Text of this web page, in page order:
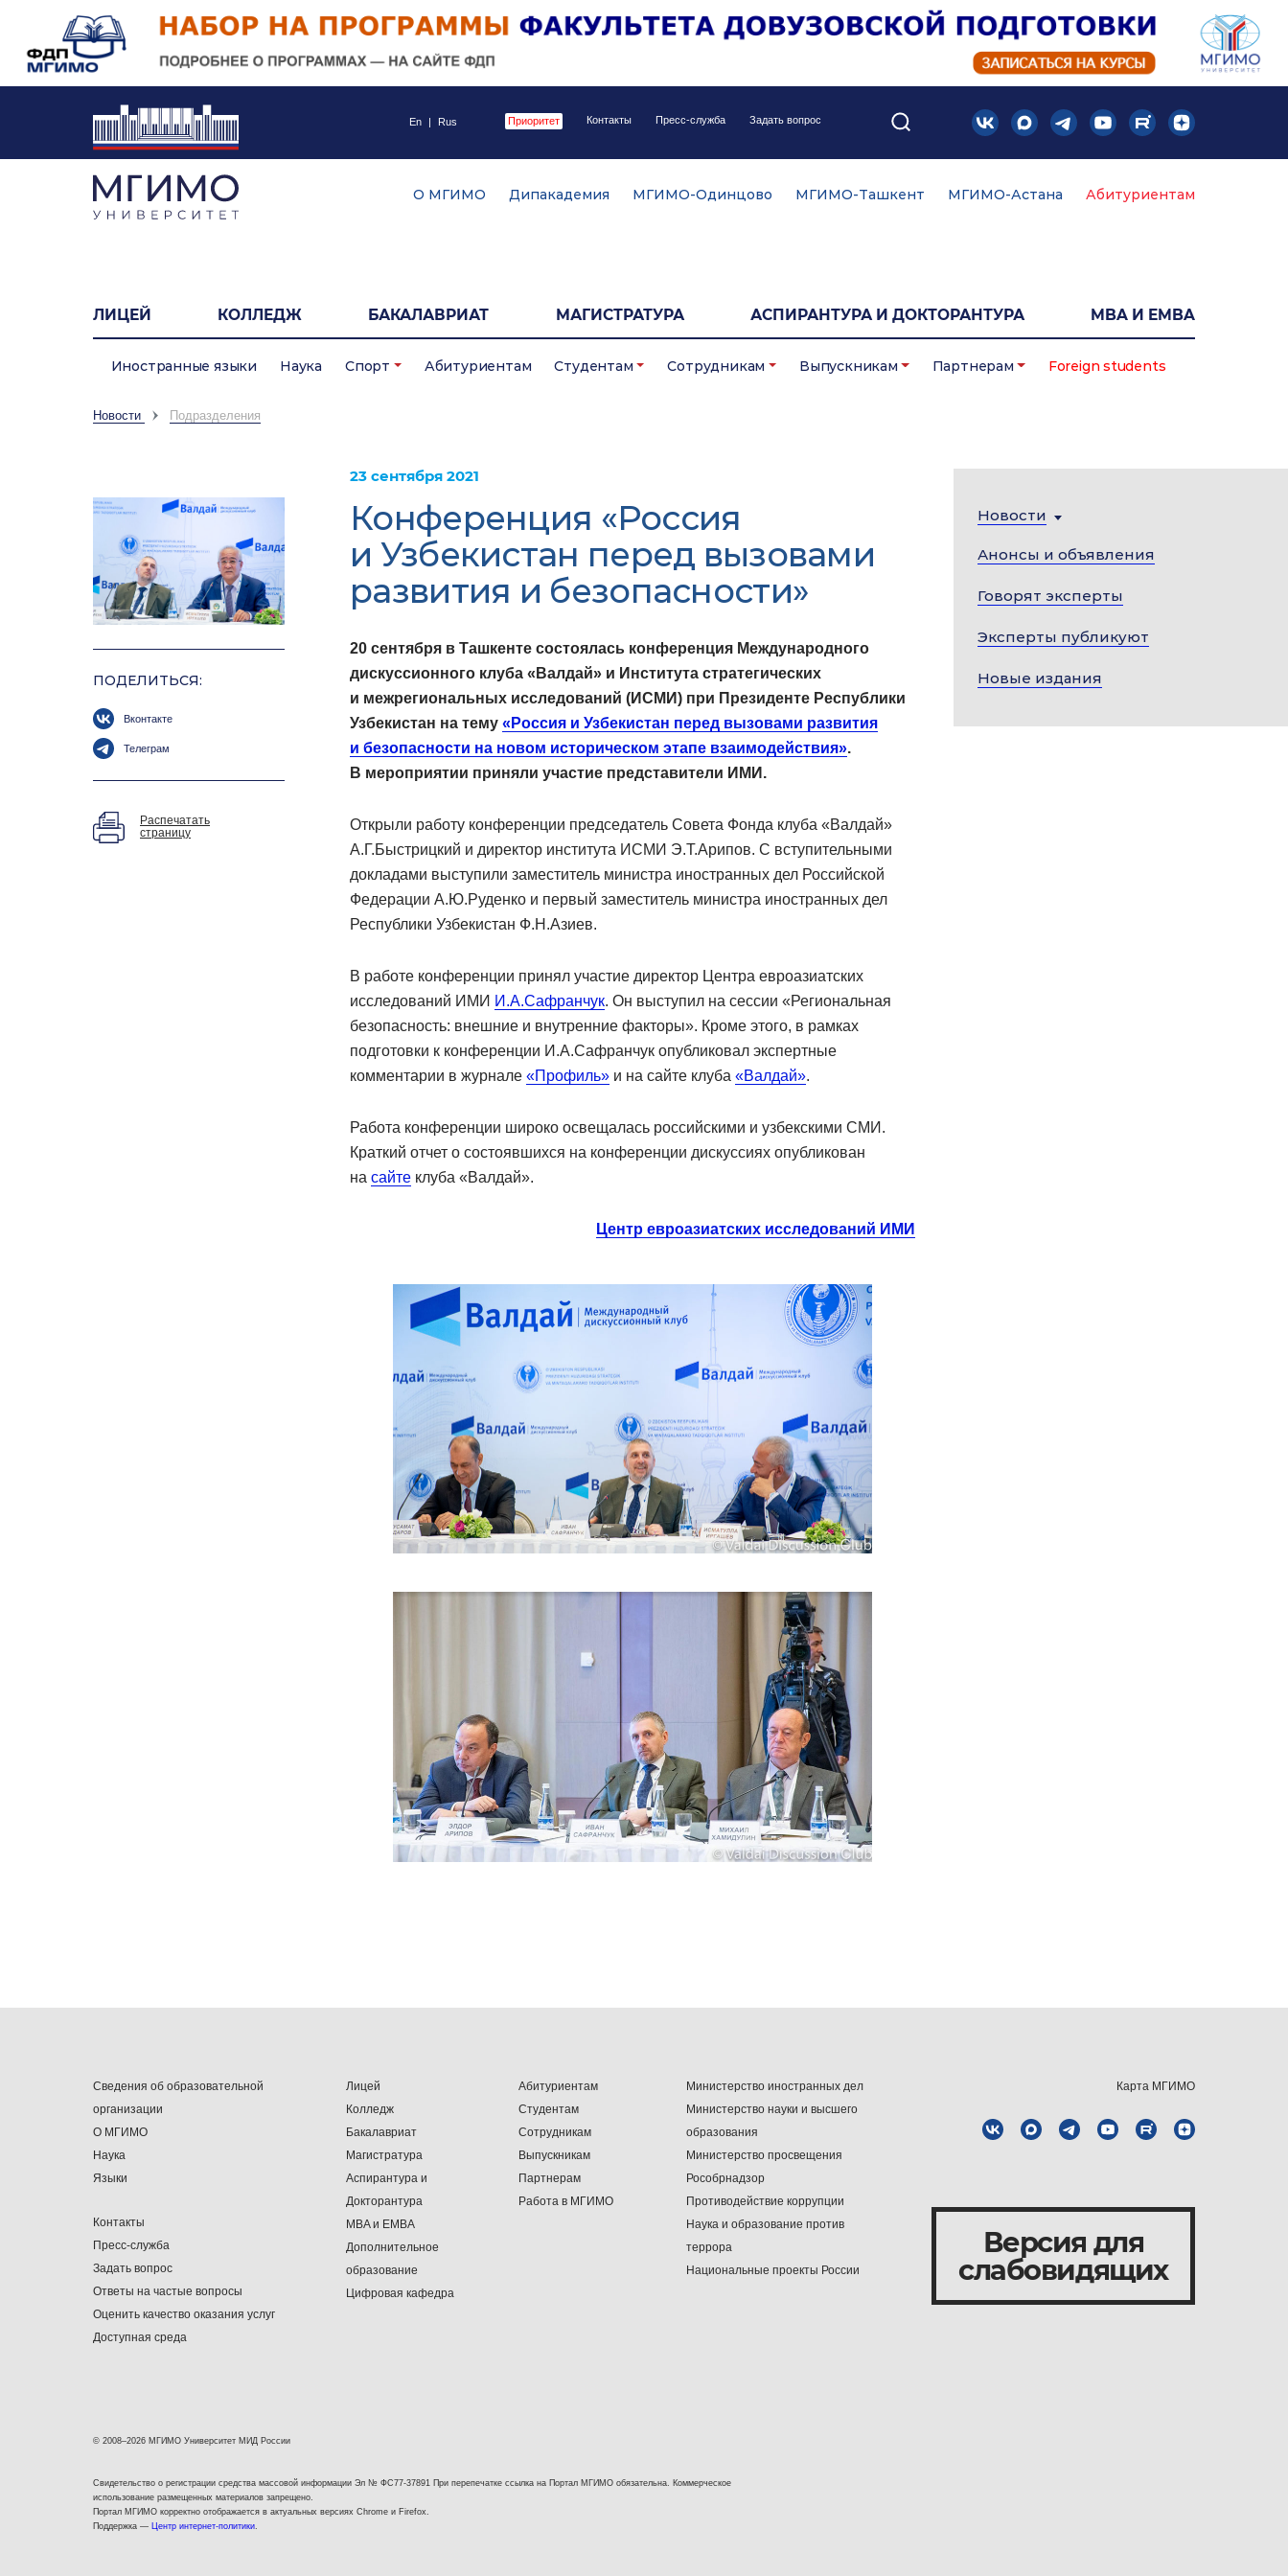
En | Rus Приоритет Контакты Пресс-служба Задать вопрос
О МГИМО Дипакадемия МГИМО-Одинцово МГИМО-Ташкент МГИМО-Астана Абитуриентам
ЛИЦЕЙ КОЛЛЕДЖ БАКАЛАВРИАТ МАГИСТРАТУРА АСПИРАНТУРА И ДОКТОРАНТУРА MBA И EMBA
Иностранные языки Наука Спорт Абитуриентам Студентам Сотрудникам Выпускникам Партнерам Foreign students
Новости Подразделения
ПОДЕЛИТЬСЯ:
Вконтакте
Телеграм
Распечатать
страницу
23 сентября 2021
Конференция «Россия
и Узбекистан перед вызовами
развития и безопасности»
20 сентября в Ташкенте состоялась конференция Международного
дискуссионного клуба «Валдай» и Института стратегических
и межрегиональных исследований (ИСМИ) при Президенте Республики
Узбекистан на тему «Россия и Узбекистан перед вызовами развития
и безопасности на новом историческом этапе взаимодействия».
В мероприятии приняли участие представители ИМИ.
Открыли работу конференции председатель Совета Фонда клуба «Валдай»
А.Г.Быстрицкий и директор института ИСМИ Э.Т.Арипов. С вступительными
докладами выступили заместитель министра иностранных дел Российской
Федерации А.Ю.Руденко и первый заместитель министра иностранных дел
Республики Узбекистан Ф.Н.Азиев.
В работе конференции принял участие директор Центра евроазиатских
исследований ИМИ И.А.Сафранчук. Он выступил на сессии «Региональная
безопасность: внешние и внутренние факторы». Кроме этого, в рамках
подготовки к конференции И.А.Сафранчук опубликовал экспертные
комментарии в журнале «Профиль» и на сайте клуба «Валдай».
Работа конференции широко освещалась российскими и узбекскими СМИ.
Краткий отчет о состоявшихся на конференции дискуссиях опубликован
на сайте клуба «Валдай».
Центр евроазиатских исследований ИМИ
Новости
Анонсы и объявления
Говорят эксперты
Эксперты публикуют
Новые издания
Сведения об образовательной
организации
О МГИМО
Наука
Языки
Контакты
Пресс-служба
Задать вопрос
Ответы на частые вопросы
Оценить качество оказания услуг
Доступная среда
Лицей
Колледж
Бакалавриат
Магистратура
Аспирантура и
Докторантура
MBA и EMBA
Дополнительное
образование
Цифровая кафедра
Абитуриентам
Студентам
Сотрудникам
Выпускникам
Партнерам
Работа в МГИМО
Министерство иностранных дел
Министерство науки и высшего
образования
Министерство просвещения
Рособрнадзор
Противодействие коррупции
Наука и образование против
террора
Национальные проекты России
Карта МГИМО
Версия для
слабовидящих
© 2008–2026 МГИМО Университет МИД России
Свидетельство о регистрации средства массовой информации Эл № ФС77-37891 При перепечатке ссылка на Портал МГИМО обязательна. Коммерческое
использование размещенных материалов запрещено.
Портал МГИМО корректно отображается в актуальных версиях Chrome и Firefox.
Поддержка —
Центр интернет-политики